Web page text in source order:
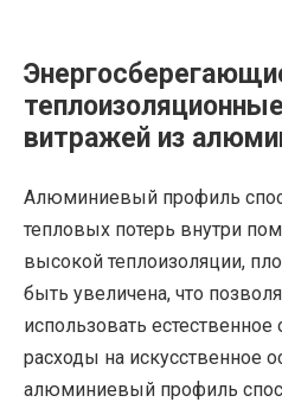
витражей из
Алюминиевый профиль
тепловых потерь внутри
высокой теплоизоляции,
быть увеличена, что
использовать
расходы на искусственное
алюминиевый профиль